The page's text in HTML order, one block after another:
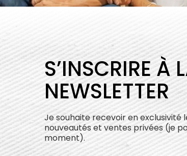
S’INSCRIRE À
NEWSLETTER
Je souhaite recevoir en exclusivité
nouveautés et ventes privées (je
moment).